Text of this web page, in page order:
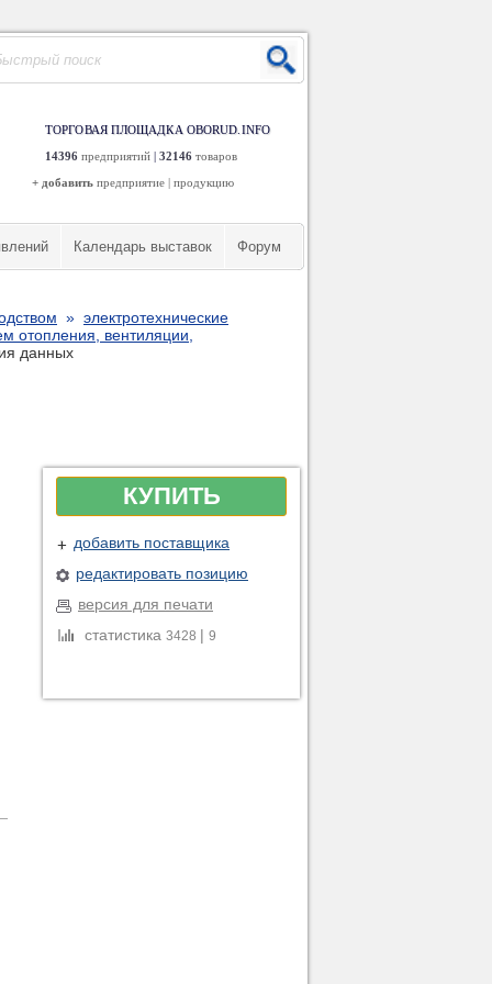
ТОРГОВАЯ ПЛОЩАДКА OBORUD.INFO
14396 предприятий | 32146 товаров
+ добавить предприятие | продукцию
Календарь выставок Форум
» электротехнические
отопления, вентиляции,
данных
КУПИТЬ
добавить поставщика
редактировать позицию
версия для печати
статистика 3428 | 9